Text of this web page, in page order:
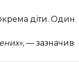
діти. Один
— зазначив